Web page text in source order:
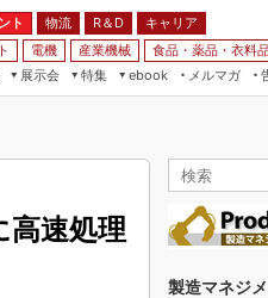
ト 物流 R＆D
キャリア
電機 産業機械 食品・薬品・衣料
展示会
特集
ebook
メルマガ
高速処理
製造マネジ